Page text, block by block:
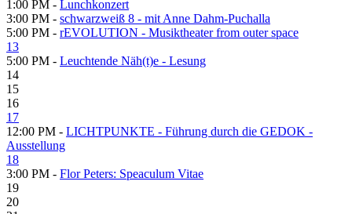
1:00 PM - Lunchkonzert
3:00 PM - schwarzweiß 8 - mit Anne Dahm-Puchalla
5:00 PM - rEVOLUTION - Musiktheater from outer space
13
5:00 PM - Leuchtende Näh(t)e - Lesung
14
15
16
17
12:00 PM - LICHTPUNKTE - Führung durch die GEDOK -
Ausstellung
18
3:00 PM - Flor Peters: Speaculum Vitae
19
20